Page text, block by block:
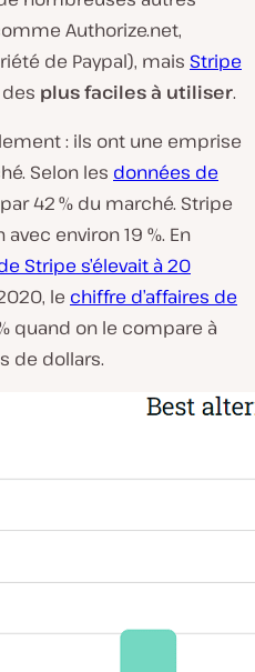
Authorize.net,
de Paypal), mais Stripe
plus faciles à utiliser.
: ils ont une emprise
Selon les données de
42 % du marché. Stripe
environ 19 %. En
Stripe s’élevait à 20
le chiffre d’affaires de
quand on le compare à
de dollars.